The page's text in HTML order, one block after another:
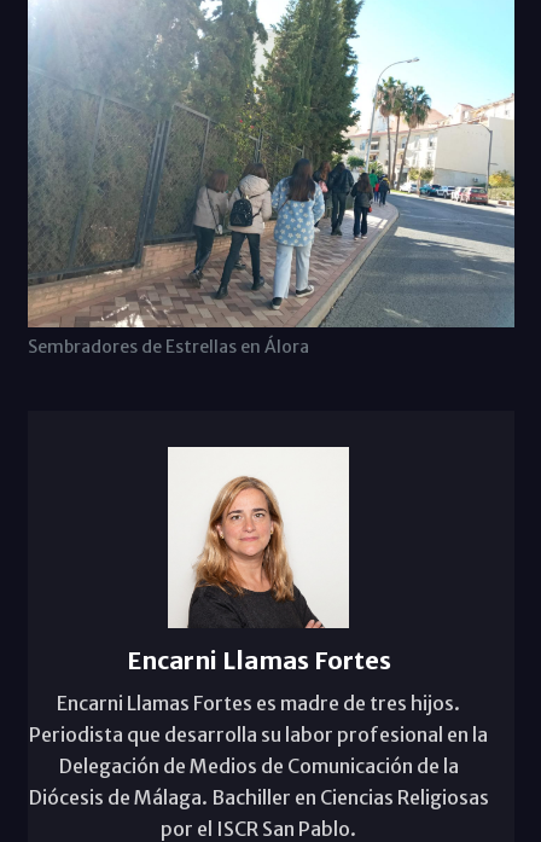
Sembradores de Estrellas en Álora
Encarni Llamas Fortes
Encarni Llamas Fortes es madre de tres hijos.
Periodista que desarrolla su labor profesional en la
Delegación de Medios de Comunicación de la
Diócesis de Málaga. Bachiller en Ciencias Religiosas
por el ISCR San Pablo.